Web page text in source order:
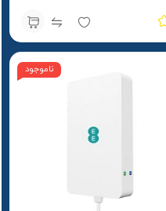
ناموجود